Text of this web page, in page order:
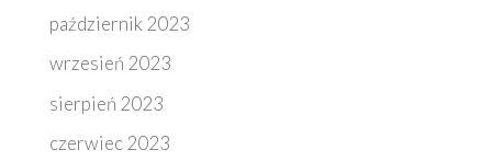
październik 2023
wrzesień 2023
sierpień 2023
czerwiec 2023